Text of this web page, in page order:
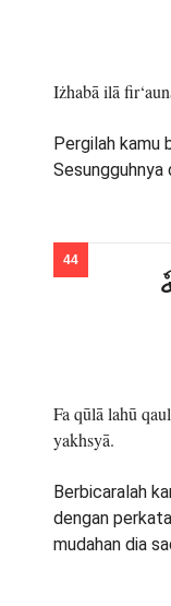
Iżhabā ilā
Pergilah kamu
Sesungguhnya
Fa qūlā lahū
yakhsyā.
Berbicaralah
dengan
mudahan dia